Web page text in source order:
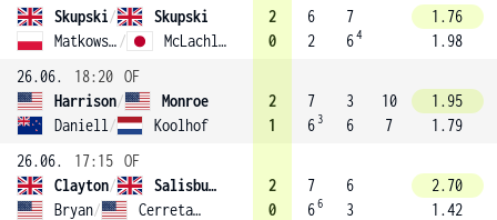
Skupski/
Skupski
Matkowski / McLachlan
2
0
6
2
7
64
1.76
1.98
26.06.
18:20 OF
Harrison/
Monroe
Daniell / Koolhof
2
1
7
6 3
3
6
10
7
1.95
1.79
26.06.
17:15 OF
Clayton/
Salisbury
Bryan/ Cerretani (4)
2
0
7
66
6
3
2.70
1.42